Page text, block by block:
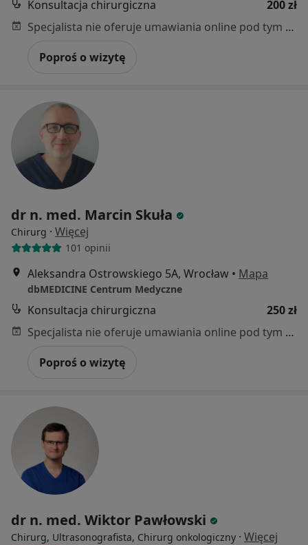
Konsultacja chirurgiczna
200 zł
Specjalista nie oferuje umawiania online pod tym adresem.
Poproś o wizytę
dr n. med. Marcin Skuła
Chirurg · Więcej
101 opinii
Aleksandra Ostrowskiego 5A, Wrocław • Mapa
dbMEDICINE Centrum Medyczne
Konsultacja chirurgiczna
250 zł
Specjalista nie oferuje umawiania online pod tym adresem.
Poproś o wizytę
dr n. med. Wiktor Pawłowski
Chirurg, Ultrasonografista, Chirurg onkologiczny · Więcej